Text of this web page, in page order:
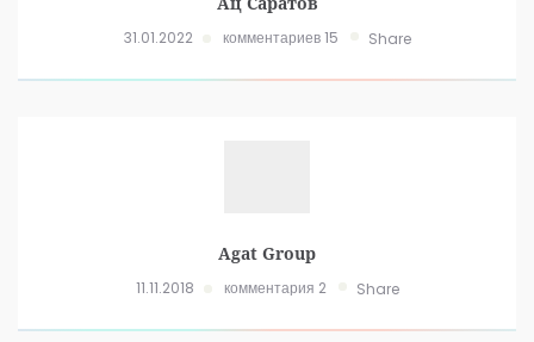
31.01.2022 комментариев 15 Share
Agat Group
11.11.2018 комментария 2 Share